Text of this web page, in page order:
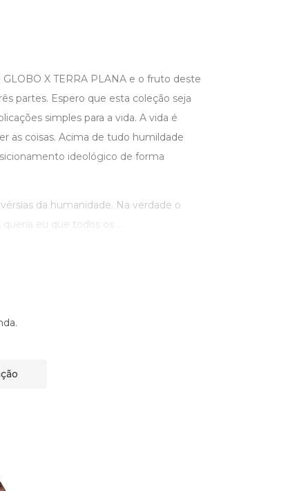
X TERRA PLANA e o fruto deste
partes. Espero que esta coleção seja
simples para a vida. A vida é
as coisas. Acima de tudo humildade
ideológico de forma
da humanidade. Na verdade o
eu que todos os ...